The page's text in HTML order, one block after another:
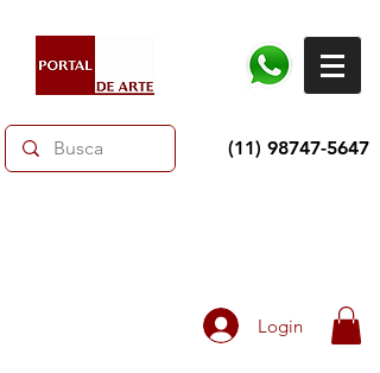
(11) 98747-5647
Login